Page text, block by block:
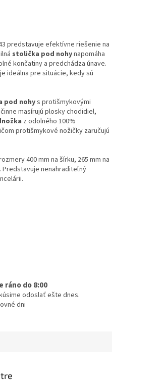
predstavuje efektívne riešenie na
stolička pod nohynapomáha
končatiny a predchádza únave.
ideálna pre situácie, kedy sú
pod nohys protišmykovými
masírujú plosky chodidiel,
z odolného 100%
protišmykové nožičky zaručujú
400 mm na šírku, 265 mm na
Predstavuje nenahraditeľný
ráno do 8:00
odoslať ešte dnes.
dni